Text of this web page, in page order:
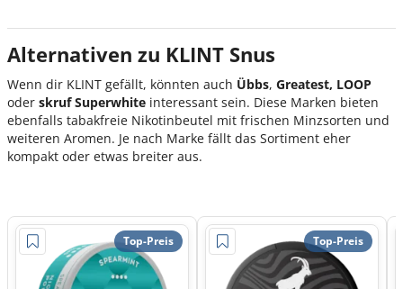
Alternativen zu KLINT Snus
Wenn dir KLINT gefällt, könnten auch Übbs, Greatest, LOOP
oder skruf Superwhite interessant sein. Diese Marken bieten
ebenfalls tabakfreie Nikotinbeutel mit frischen Minzsorten und
weiteren Aromen. Je nach Marke fällt das Sortiment eher
kompakt oder etwas breiter aus.
Top-Preis Top-Preis